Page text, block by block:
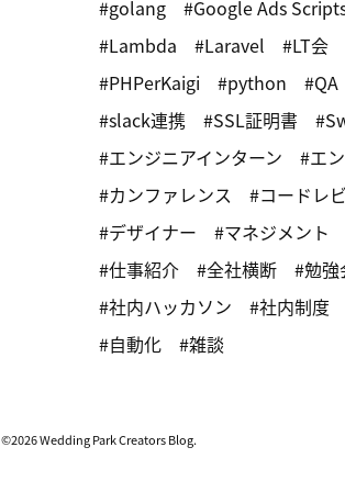
golang
Google Ads
Lambda
Laravel
LT会
PHPerKaigi
python
QA
slack連携
SSL証明書
エンジニアインターン
エ
カンファレンス
コードレ
デザイナー
マネジメント
仕事紹介
全社横断
勉強
社内ハッカソン
社内制度
自動化
雑談
©2026 Wedding Park Creators Blog.